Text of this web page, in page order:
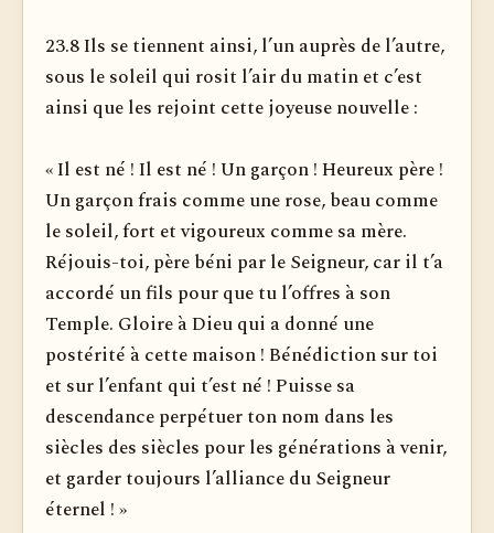
23.8 Ils se tiennent ainsi, l’un auprès de l’autre,
sous le soleil qui rosit l’air du matin et c’est
ainsi que les rejoint cette joyeuse nouvelle :
« Il est né ! Il est né ! Un garçon ! Heureux père !
Un garçon frais comme une rose, beau comme
le soleil, fort et vigoureux comme sa mère.
Réjouis-toi, père béni par le Seigneur, car il t’a
accordé un fils pour que tu l’offres à son
Temple. Gloire à Dieu qui a donné une
postérité à cette maison ! Bénédiction sur toi
et sur l’enfant qui t’est né ! Puisse sa
descendance perpétuer ton nom dans les
siècles des siècles pour les générations à venir,
et garder toujours l’alliance du Seigneur
éternel ! »